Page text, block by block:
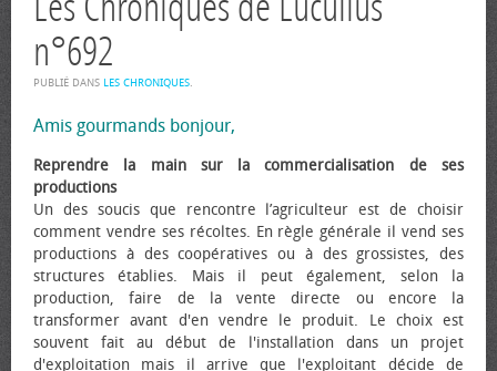
n°692
PUBLIÉ DANS LES CHRONIQUES.
Amis gourmands bonjour,
Reprendre la main sur la commercialisation de ses
productions
Un des soucis que rencontre l’agriculteur est de choisir
comment vendre ses récoltes. En règle générale il vend ses
productions à des coopératives ou à des grossistes, des
structures établies. Mais il peut également, selon la
production, faire de la vente directe ou encore la
transformer avant d'en vendre le produit. Le choix est
souvent fait au début de l'installation dans un projet
d'exploitation mais il arrive que l'exploitant décide de